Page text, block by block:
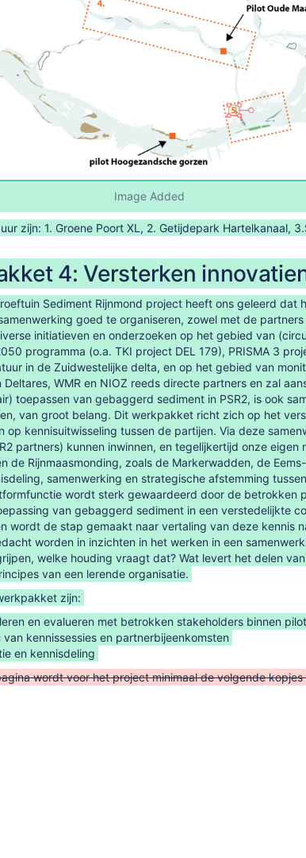
Image Added
zijn: 1. Groene Poort XL, 2. Getijdepark Hartelkanaal,
4: Versterken
Sediment Rijnmond project heeft ons geleerd
goed te organiseren, zowel met de
initiatieven en onderzoeken op het gebied van
programma (o.a. TKI project DEL 179), PRISMA 3
in de Zuidwestelijke delta, en op het gebied van
WMR en NIOZ reeds directe partners en zal
toepassen van gebaggerd sediment in PSR2, is ook
van groot belang. Dit werkpakket richt zich op het
op kennisuitwisseling tussen de partijen. Via deze
partners) kunnen inwinnen, en tegelijkertijd onze
de Rijnmaasmonding, zoals de Markerwadden, de
samenwerking en strategische afstemming
wordt sterk gewaardeerd door de betrokken
van gebaggerd sediment in een verstedelijkte
wordt de stap gemaakt naar vertaling van deze kennis
worden in inzichten in het werken in een
welke houding vraagt dat? Wat levert het delen
van een lerende organisatie.
zijn:
en evalueren met betrokken stakeholders binnen
van kennissessies en partnerbijeenkomsten
en kennisdeling
wordt voor het project minimaal de volgende